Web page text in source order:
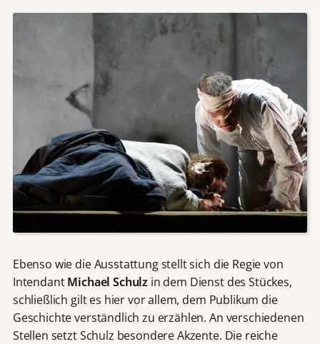
Ebenso wie die Ausstattung stellt sich die Regie von
IntendantMichael Schulz in dem Dienst des Stückes,
schließlich gilt es hier vor allem, dem Publikum die
Geschichte verständlich zu erzählen. An verschiedenen
Stellen setzt Schulz besondere Akzente. Die reiche